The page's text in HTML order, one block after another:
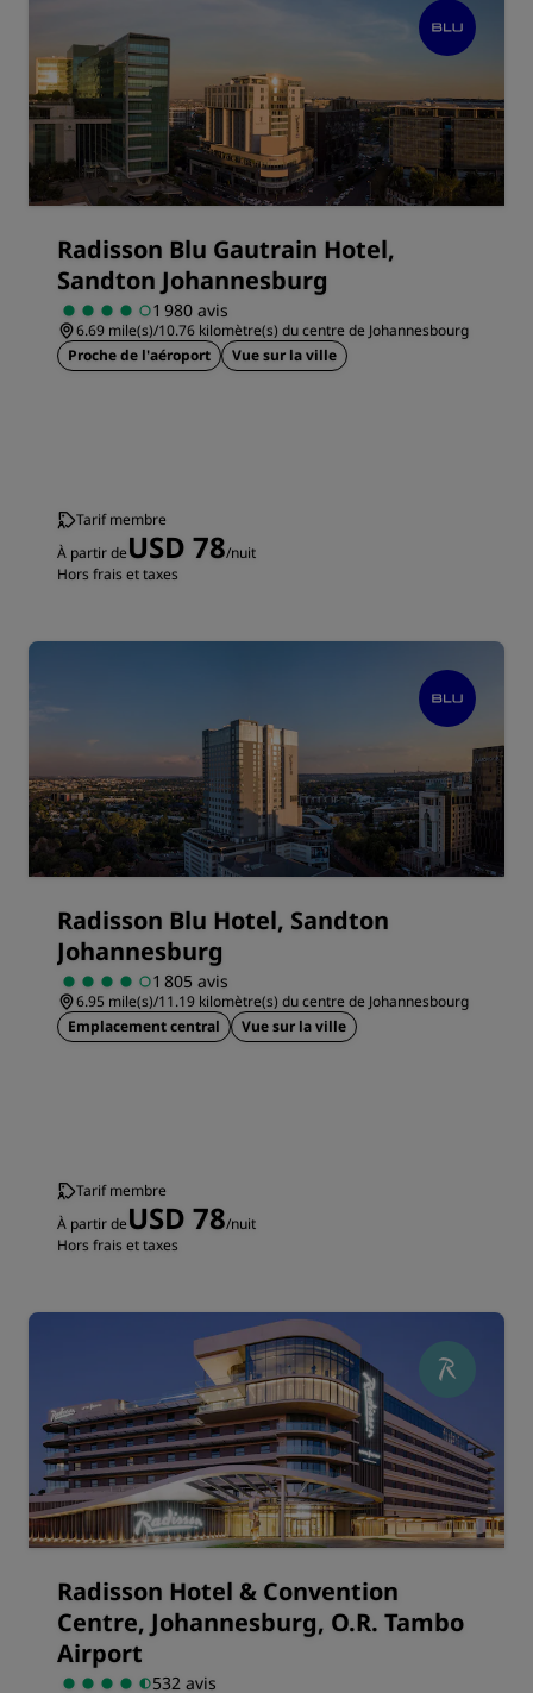
Radisson Blu Gautrain Hotel,
Sandton Johannesburg
1 980 avis
6.69 mile(s)/10.76 kilomètre(s) du centre de Johannesbourg
Proche de l'aéroport
Vue sur la ville
Tarif membre
À partir deUSD 78/nuit
Hors frais et taxes
Radisson Blu Hotel, Sandton
Johannesburg
1 805 avis
6.95 mile(s)/11.19 kilomètre(s) du centre de Johannesbourg
Emplacement central
Vue sur la ville
Tarif membre
À partir deUSD 78/nuit
Hors frais et taxes
Radisson Hotel & Convention
Centre, Johannesburg, O.R. Tambo
Airport
532 avis